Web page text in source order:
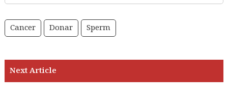
Cancer Donar Sperm